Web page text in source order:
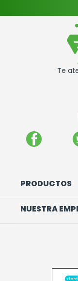
Te
PRODUCTOS
NUESTRA